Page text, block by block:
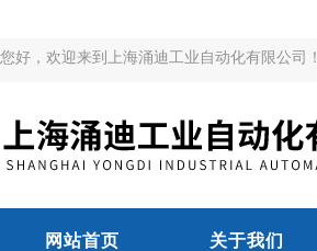
您好，欢迎来到上海涌迪工业自动化有限公司！
网站首页 关于我们